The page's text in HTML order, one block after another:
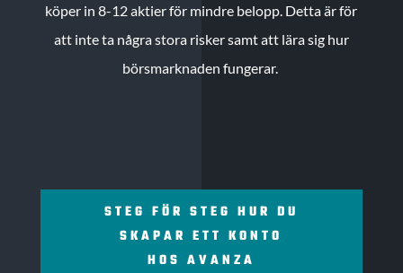
köper in 8-12 aktier för mindre belopp. Detta är för
att inte ta några stora risker samt att lära sig hur
börsmarknaden fungerar.
STEG FÖR STEG HUR DU
SKAPAR ETT KONTO
HOS AVANZA